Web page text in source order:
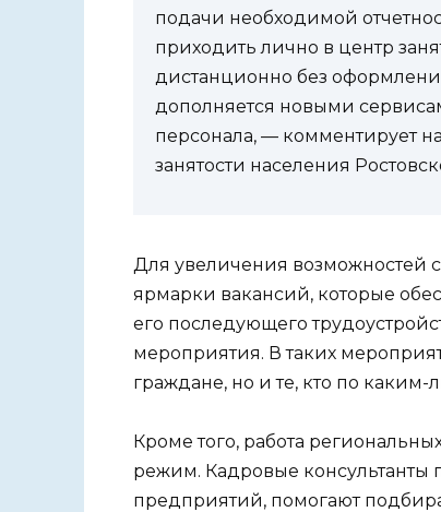
подачи необходимой
приходить лично в центр
дистанционно без
дополняется новыми
персонала, — комментирует
занятости населения
Для увеличения возможностей
ярмарки вакансий, которые
его последующего
мероприятия. В таких
граждане, но и те, кто по
Кроме того, работа
режим. Кадровые консультанты
предприятий, помогают